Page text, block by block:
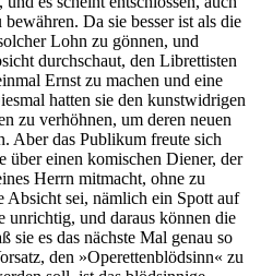
Da sie besser ist als die
Lohn zu gönnen, und
durchschaut, den Librettisten
Ernst zu machen und eine
hatten sie den kunstwidrigen
zu verhöhnen, um deren neuen
Aber das Publikum freute sich
über einen komischen Diener, der
Herrn mitmacht, ohne zu
Absicht sei, nämlich ein Spott auf
und daraus können die
sie es das nächste Mal genau so
den »Operettenblödsinn« zu